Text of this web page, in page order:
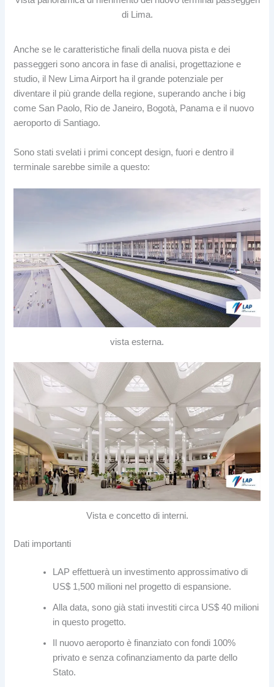
di Lima.
Anche se le caratteristiche finali della nuova pista e dei
passeggeri sono ancora in fase di analisi, progettazione e
studio, il New Lima Airport ha il grande potenziale per
diventare il più grande della regione, superando anche i big
come San Paolo, Rio de Janeiro, Bogotà, Panama e il nuovo
aeroporto di Santiago.
Sono stati svelati i primi concept design, fuori e dentro il
terminale sarebbe simile a questo:
vista esterna.
Vista e concetto di interni.
Dati importanti
LAP effettuerà un investimento approssimativo di
US$ 1,500 milioni nel progetto di espansione.
Alla data, sono già stati investiti circa US$ 40 milioni
in questo progetto.
Il nuovo aeroporto è finanziato con fondi 100%
privato e senza cofinanziamento da parte dello
Stato.